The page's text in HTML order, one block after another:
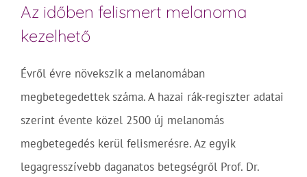
Az időben felismert melanoma
kezelhető
Évről évre növekszik a melanomában
megbetegedettek száma. A hazai rák-regiszter adatai
szerint évente közel 2500 új melanomás
megbetegedés kerül felismerésre. Az egyik
legagresszívebb daganatos betegségről Prof. Dr.